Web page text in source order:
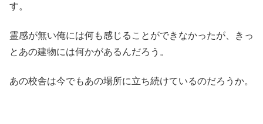
す。
霊感が無い俺には何も感じることができなかったが、きっ
とあの建物には何かがあるんだろう。
あの校舎は今でもあの場所に立ち続けているのだろうか。